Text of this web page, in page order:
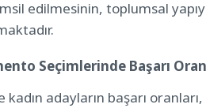
edilmesinin, toplumsal
Seçimlerinde Başarı
adayların başarı